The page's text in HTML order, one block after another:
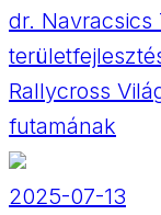
dr. Navracsics
Rallycross
futamának
2025-07-13